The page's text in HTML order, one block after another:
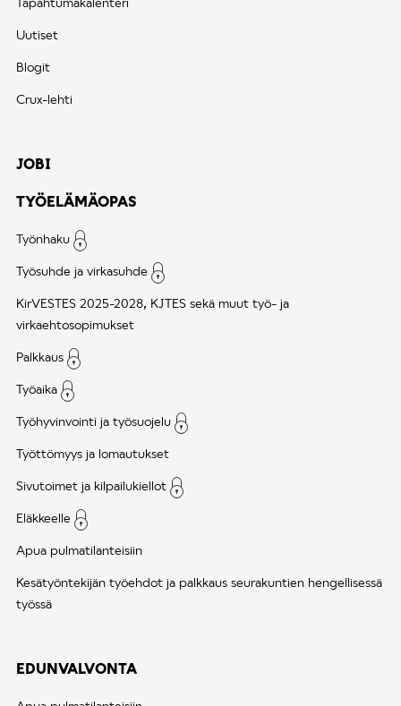
Uutiset
Blogit
Crux-lehti
JOBI
TYÖELÄMÄOPAS
Työnhaku
Työsuhde ja virkasuhde
KirVESTES 2025-2028, KJTES sekä muut työ- ja
virkaehtosopimukset
Palkkaus
Työaika
Työhyvinvointi ja työsuojelu
Työttömyys ja lomautukset
Sivutoimet ja kilpailukiellot
Eläkkeelle
Apua pulmatilanteisiin
Kesätyöntekijän työehdot ja palkkaus seurakuntien hengellisessä
työssä
EDUNVALVONTA